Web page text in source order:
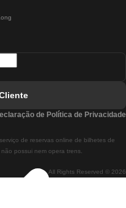
A Madrid
A Braga
A Lisboa All Rights Reserved © 2026
de reservas online de bilhetes de
possui nem opera trens.
de Política de Privacidade